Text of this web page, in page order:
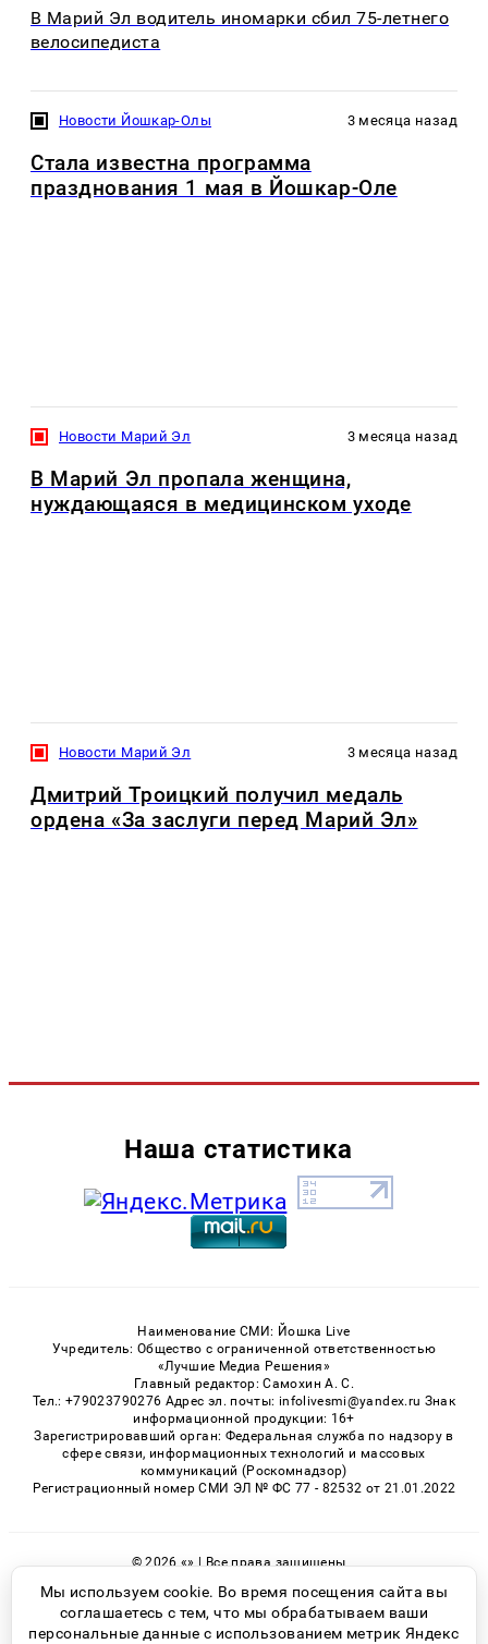
В Марий Эл водитель иномарки сбил 75-летнего
велосипедиста
Новости Йошкар-Олы 3 месяца назад
Стала известна программа
празднования 1 мая в Йошкар-Оле
Новости Марий Эл 3 месяца назад
В Марий Эл пропала женщина,
нуждающаяся в медицинском уходе
Новости Марий Эл 3 месяца назад
Дмитрий Троицкий получил медаль
ордена «За заслуги перед Марий Эл»
Наша статистика
Наименование СМИ: Йошка Live
Учредитель: Общество с ограниченной ответственностью
«Лучшие Медиа Решения»
Главный редактор: Самохин А. С.
Тел.: +79023790276 Адрес эл. почты: infolivesmi@yandex.ru Знак
информационной продукции: 16+
Зарегистрировавший орган: Федеральная служба по надзору в
сфере связи, информационных технологий и массовых
коммуникаций (Роскомнадзор)
Регистрационный номер СМИ ЭЛ № ФС 77 - 82532 от 21.01.2022
© 2026 «» | Все права защищены
Возрастная категория сайта 16+
Политика конфиденциальности
Мы используем cookie. Во время посещения сайта вы
соглашаетесь с тем, что мы обрабатываем ваши
персональные данные с использованием метрик Яндекс